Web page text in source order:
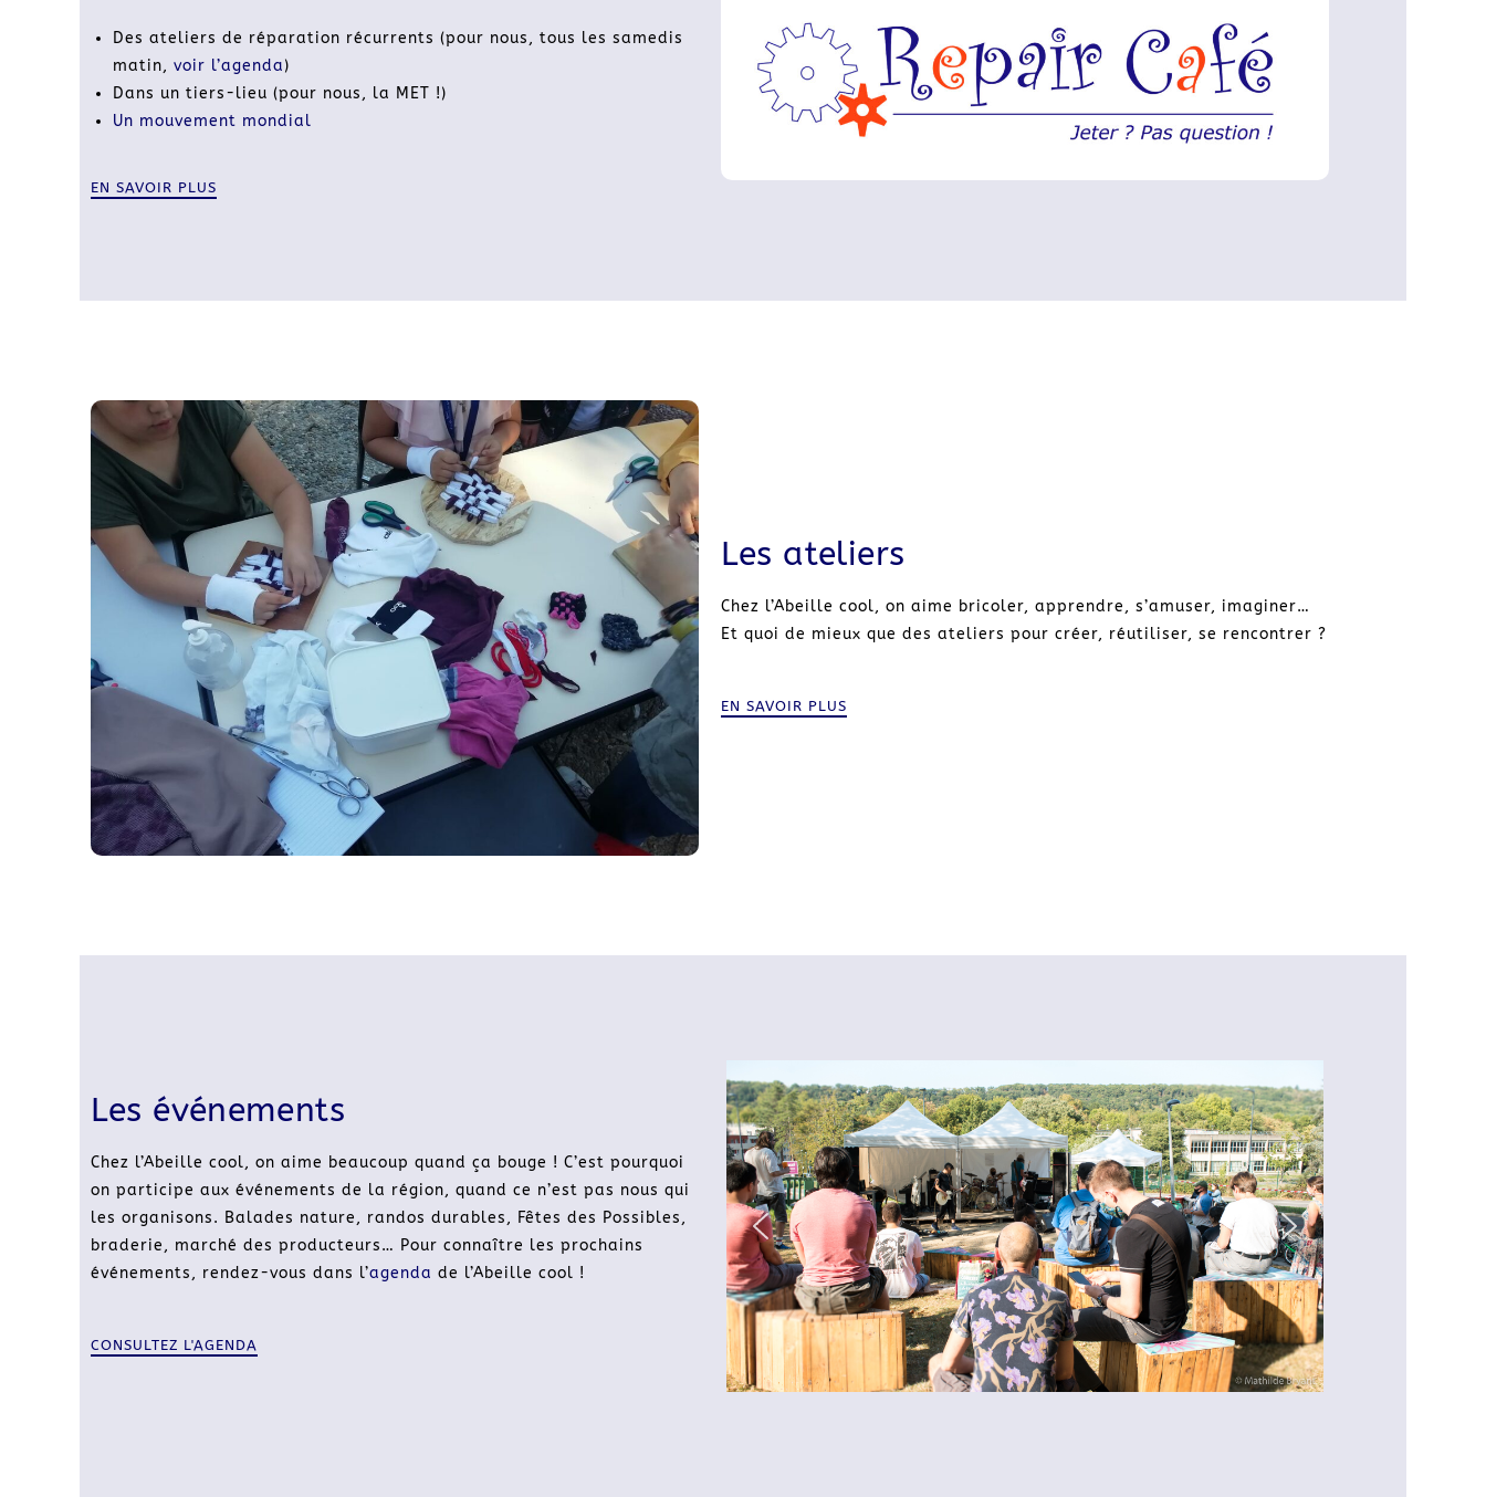
Des ateliers de réparation récurrents (pour nous, tous les samedis
matin, voir l’agenda)
Dans un tiers-lieu (pour nous, la MET !)
Un mouvement mondial
EN SAVOIR PLUS
Les ateliers
Chez l’Abeille cool, on aime bricoler, apprendre, s’amuser, imaginer…
Et quoi de mieux que des ateliers pour créer, réutiliser, se rencontrer ?
EN SAVOIR PLUS
Les événements
Chez l’Abeille cool, on aime beaucoup quand ça bouge ! C’est pourquoi
on participe aux événements de la région, quand ce n’est pas nous qui
les organisons. Balades nature, randos durables, Fêtes des Possibles,
braderie, marché des producteurs… Pour connaître les prochains
événements, rendez-vous dans l’agenda de l’Abeille cool !
CONSULTEZ L'AGENDA